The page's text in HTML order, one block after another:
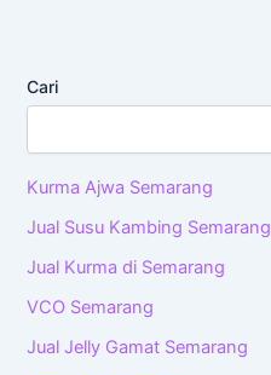
Cari
Kurma Ajwa Semarang
Jual Susu Kambing Semarang
Jual Kurma di Semarang
VCO Semarang
Jual Jelly Gamat Semarang